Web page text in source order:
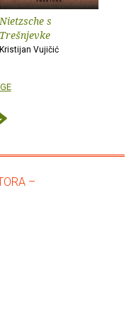
Nietzsche s
Trešnjevke
Kristijan Vujičić
–